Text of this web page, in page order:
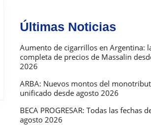
Últimas Noticias
Aumento de cigarrillos en Argentina:
completa de precios de Massalin
2026
ARBA: Nuevos montos del
unificado desde agosto 2026
BECA PROGRESAR: Todas las fechas
agosto 2026